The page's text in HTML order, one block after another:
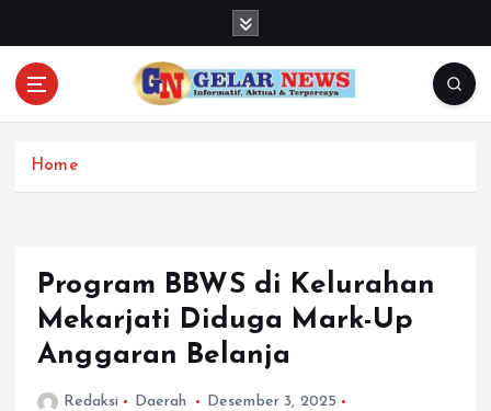
Home
Program BBWS di Kelurahan
Mekarjati Diduga Mark-Up
Anggaran Belanja
Redaksi Daerah
Desember 3, 2025